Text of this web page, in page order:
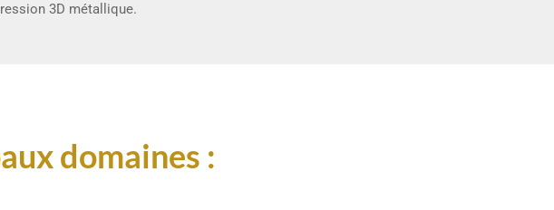
3D métallique.
domaines :